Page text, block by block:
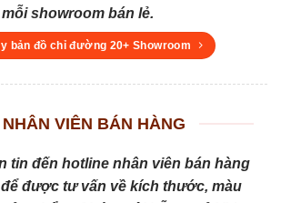
mỗi showroom bán lẻ.
bản đồ chỉ đường 20+ Showroom
VIÊN BÁN HÀNG
tin đến hotline nhân viên bán hàng
được tư vấn về kích thước, màu